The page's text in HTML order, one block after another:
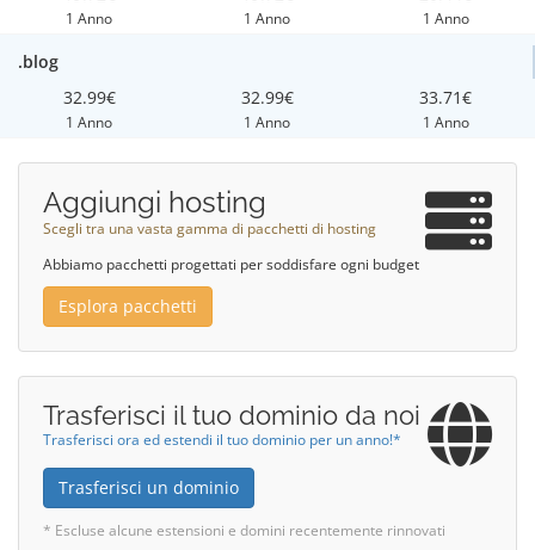
1 Anno 1 Anno 1 Anno
.blog
32.99€
1 Anno
32.99€
1 Anno
33.71€
1 Anno
Aggiungi hosting
Scegli tra una vasta gamma di pacchetti di hosting
Abbiamo pacchetti progettati per soddisfare ogni budget
Esplora pacchetti
Trasferisci il tuo dominio da noi
Trasferisci ora ed estendi il tuo dominio per un anno!*
Trasferisci un dominio
* Escluse alcune estensioni e domini recentemente rinnovati